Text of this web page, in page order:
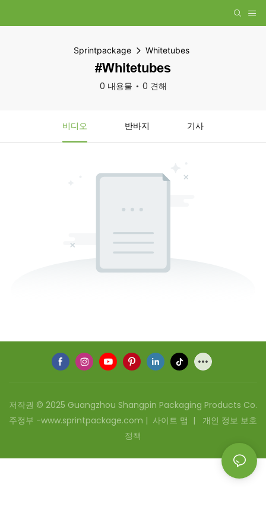
Sprintpackage Whitetubes
#Whitetubes
0 내용물 0 견해
비디오 반바지 기사
저작권 © 2025 Guangzhou Shangpin Packaging Products Co.
주정부 -www.sprintpackage.com | 사이트 맵 |
개인 정보 보호
정책